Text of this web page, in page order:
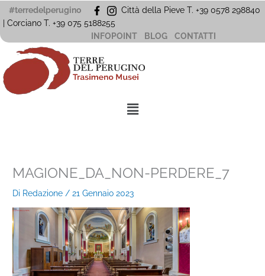
Vai
al
#terredelperugino
Città della Pieve T. +39 0578 298840
| Corciano T. +39 075 5188255
INFOPOINT
BLOG CONTATTI
Menu
MAGIONE_DA_NON-PERDERE_7
Di Redazione/21 Gennaio 2023